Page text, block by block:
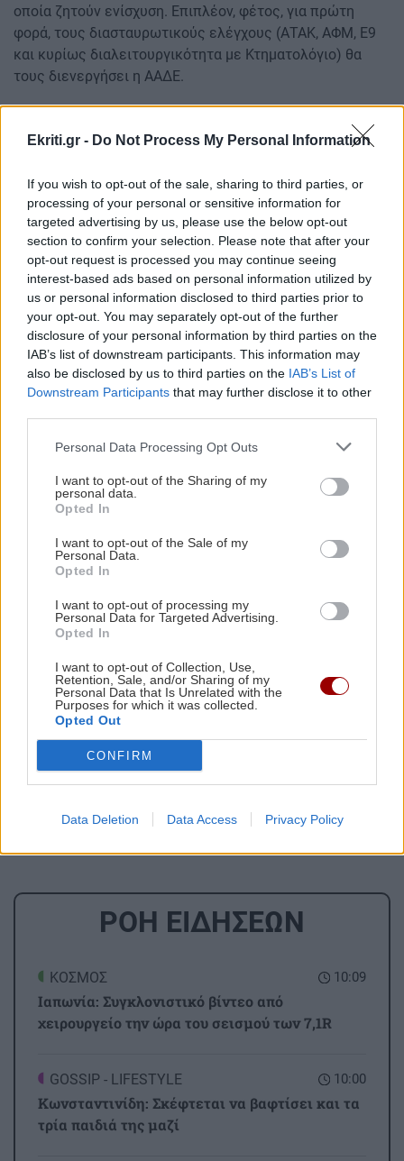
Ekriti.gr - Do Not Process My Personal Information
If you wish to opt-out of the sale, sharing to third parties, or
processing of your personal or sensitive information for
targeted advertising by us, please use the below opt-out
section to confirm your selection. Please note that after your
opt-out request is processed you may continue seeing
interest-based ads based on personal information utilized by
us or personal information disclosed to third parties prior to
your opt-out. You may separately opt-out of the further
disclosure of your personal information by third parties on the
IAB’s list of downstream participants. This information may
also be disclosed by us to third parties on the IAB’s List of
Downstream Participants that may further disclose it to other
Personal Data Processing Opt Outs
I want to opt-out of the Sharing of my
personal data.
Opted In
I want to opt-out of the Sale of my
Personal Data.
Opted In
I want to opt-out of processing my
Personal Data for Targeted Advertising.
Opted In
I want to opt-out of Collection, Use,
Retention, Sale, and/or Sharing of my
Personal Data that Is Unrelated with the
Purposes for which it was collected.
Opted Out
CONFIRM
Data Deletion Data Access Privacy Policy
οποία ζητούν ενίσχυση. Επιπλέον, φέτος, για πρώτη
φορά, τους διασταυρωτικούς ελέγχους (ΑΤΑΚ, ΑΦΜ, Ε9
και κυρίως διαλειτουργικότητα με Κτηματολόγιο) θα
τους διενεργήσει η ΑΑΔΕ.
Οι δηλώσεις του 2025 υποβλήθηκαν μέχρι 29
Αυγούστου και ήδη ξεκίνησαν οι έλεγχοι. Στόχος είναι να
χρόνου. Σύμφωνα με τον ΟΠΕΚΕΠΕ για το 2025
δηλώθηκαν 6,7 εκατ. αγροτεμάχια. Ωστόσο υπάρχει ένα
επιπλέον ποσοστό 6,4% που υπέβαλε στη δήλωσή του μη
έγκυρο ΑΤΑΚ. Αυτοί θα λάβουν ατομική ειδοποίηση από
την ΑΑΔΕ να επιληφθούν του προβλήματος, καθώς η
ακυρότητα είναι ουσιώδες θέμα. Επίσης ένα ποσοστό 4%
των αγροτεμαχίων, κυρίως, στη Βόρεια Ελλάδα, δεν
έχουν ΑΤΑΚ. Για το θέμα αυτό ο ΟΠΕΚΕΠΕ έχει καταθέσει
προτάσεις στην Κομισιόν για να βρεθεί μια λύση. (βλ.
σχετικά παρακάτω).
αυτό έχουν προτεραιοποιηθεί ώστε να γίνουν άμεσα οι
πληρωμές αποζημιώσεων για τα φερτά υλικά λόγω των
καταστροφών του Daniel, για τις ζωοτροφές, για την
ευλογιά, ενώ θα ακολουθήσουν οι ενισχύσεις για την
βιολογική γεωργία και κτηνοτροφία.
ΔΙΑΒΑΣΤΕ ΕΠΙΣΗΣ:
ΠΑΓΝΗ: Κρούσμα μηνιγγίτιδας - Νοσηλεύεται
20χρονος - Ιχνηλατούνται οι επαφές του
H Πολωνία έκλεισε τμήμα του εναέριου χώρου της
λόγω έκτακτης στρατιωτικής δραστηριότητας
Ακολουθήστε το ekriti.gr στο
μάθετε πρώτοι όλες τις ειδήσεις για την Κρήτη
και όχι μόνο.
ΡΟΗ ΕΙΔΗΣΕΩΝ
10:09
ΚΟΣΜΟΣ
Ιαπωνία: Συγκλονιστικό βίντεο από
χειρουργείο την ώρα του σεισμού των 7,1R
10:00
GOSSIP - LIFESTYLE
Κωνσταντινίδη: Σκέφτεται να βαφτίσει και τα
τρία παιδιά της μαζί